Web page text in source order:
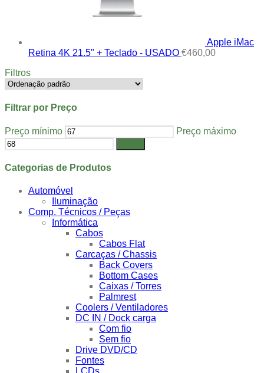
Apple iMac
Retina 4K 21.5" + Teclado - USADO €460,00
Filtros
Filtrar por Preço
Preço mínimo Preço máximo
Categorias de Produtos
Automóvel
Iluminação
Comp. Técnicos / Peças
Informática
Cabos
Cabos Flat
Carcaças / Chassis
Back Covers
Bottom Cases
Caixas / Torres
Palmrest
Coolers / Ventiladores
DC IN / Dock carga
Com fio
Sem fio
Drive DVD/CD
Fontes